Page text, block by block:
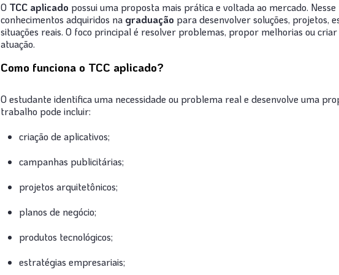
O TCC aplicado possui uma proposta mais prática e voltada ao mercado.
conhecimentos adquiridos na graduação para desenvolver soluções, projetos,
situações reais. O foco principal é resolver problemas, propor melhorias ou
atuação.
Como funciona o TCC aplicado?
O estudante identifica uma necessidade ou problema real e desenvolve uma
trabalho pode incluir:
criação de aplicativos;
campanhas publicitárias;
projetos arquitetônicos;
planos de negócio;
produtos tecnológicos;
estratégias empresariais;